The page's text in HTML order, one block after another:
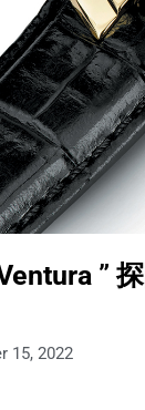
”
15, 2022